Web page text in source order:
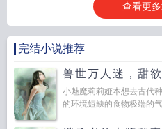
查看更多
完结小说推荐
兽世万人迷，甜
小魅魔莉莉娅本想去古代
的环境短缺的食物极端的